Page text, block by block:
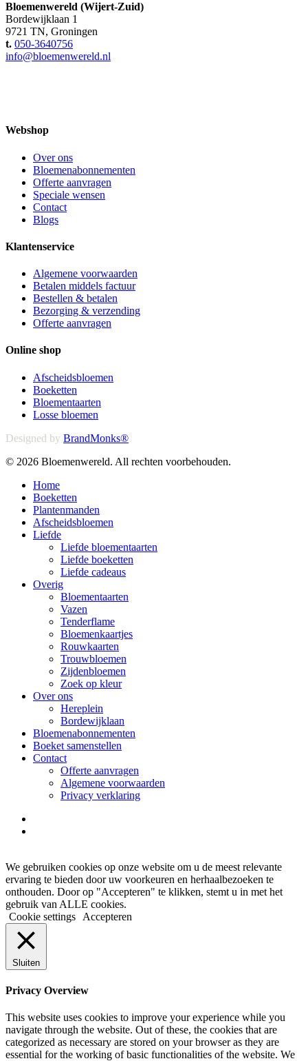
Bloemenwereld (Wijert-Zuid)
Bordewijklaan 1
9721 TN, Groningen
t. 050-3640756
info@bloemenwereld.nl
Webshop
Over ons
Bloemenabonnementen
Offerte aanvragen
Speciale wensen
Contact
Blogs
Klantenservice
Algemene voorwaarden
Betalen middels factuur
Bestellen & betalen
Bezorging & verzending
Offerte aanvragen
Online shop
Afscheidsbloemen
Boeketten
Bloementaarten
Losse bloemen
Designed by BrandMonks®
© 2026 Bloemenwereld. All rechten voorbehouden.
Close
Menu
Home
Boeketten
Plantenmanden
Afscheidsbloemen
Liefde
Liefde bloementaarten
Liefde boeketten
Liefde cadeaus
Overig
Bloementaarten
Vazen
Tenderflame
Bloemenkaartjes
Rouwkaarten
Trouwbloemen
Zijdenbloemen
Zoek op kleur
Over ons
Hereplein
Bordewijklaan
Bloemenabonnementen
Boeket samenstellen
Contact
Offerte aanvragen
Algemene voorwaarden
Privacy verklaring
We gebruiken cookies op onze website om u de meest relevante
ervaring te bieden door uw voorkeuren en herhaalbezoeken te
onthouden. Door op "Accepteren" te klikken, stemt u in met het
gebruik van ALLE cookies.
Cookie settings
Accepteren
Sluiten
Privacy Overview
This website uses cookies to improve your experience while you
navigate through the website. Out of these, the cookies that are
categorized as necessary are stored on your browser as they are
essential for the working of basic functionalities of the website. We